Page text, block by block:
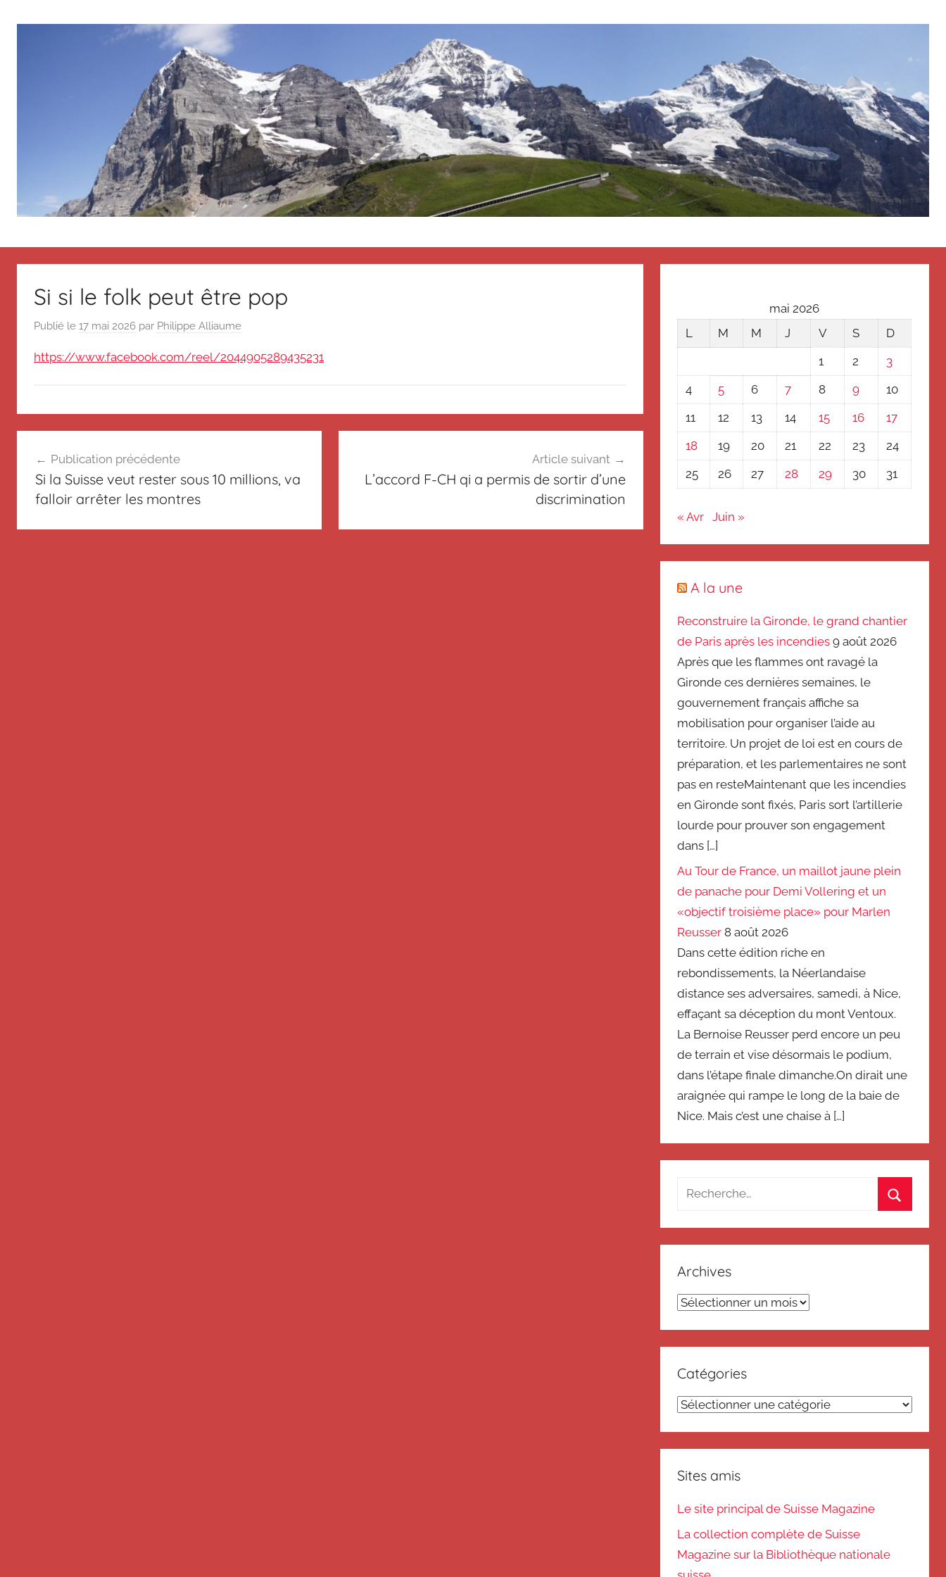
Le
blog
de
Suisse
nouvelles
Suisse
souvenir
Suisse
du
Messager
Si si le folk peut être pop
Publié le 17 mai 2026 par Philippe Alliaume
https://www.facebook.com/reel/2044905289435231
n
c
l
de
l’article
Publication précédente
Si la Suisse veut rester sous 10 millions, va
falloir arrêter les montres
Article suivant
L’accord F-CH qi a permis de sortir d’une
discrimination
mai 2026
L
M M J V S
D
1
2
3
4
5 6 7 8 9
10
11
12 13 14 15 16
17
18
19 20 21 22 23
24
25
26 27 28 29 30 31
« Avr Juin »
A la une
Reconstruire la Gironde, le grand chantier
de Paris après les incendies 9 août 2026
Après que les flammes ont ravagé la
Gironde ces dernières semaines, le
gouvernement français affiche sa
mobilisation pour organiser l’aide au
territoire. Un projet de loi est en cours de
préparation, et les parlementaires ne sont
pas en resteMaintenant que les incendies
en Gironde sont fixés, Paris sort l’artillerie
lourde pour prouver son engagement
dans […]
Au Tour de France, un maillot jaune plein
de panache pour Demi Vollering et un
«objectif troisième place» pour Marlen
Reusser 8 août 2026
Dans cette édition riche en
rebondissements, la Néerlandaise
distance ses adversaires, samedi, à Nice,
effaçant sa déception du mont Ventoux.
La Bernoise Reusser perd encore un peu
de terrain et vise désormais le podium,
dans l’étape finale dimanche.On dirait une
araignée qui rampe le long de la baie de
Nice. Mais c’est une chaise à […]
Recherche
:
Archives
Archives
Catégories
Catégories
Sites amis
Le site principal de Suisse Magazine
La collection complète de Suisse
Magazine sur la Bibliothèque nationale